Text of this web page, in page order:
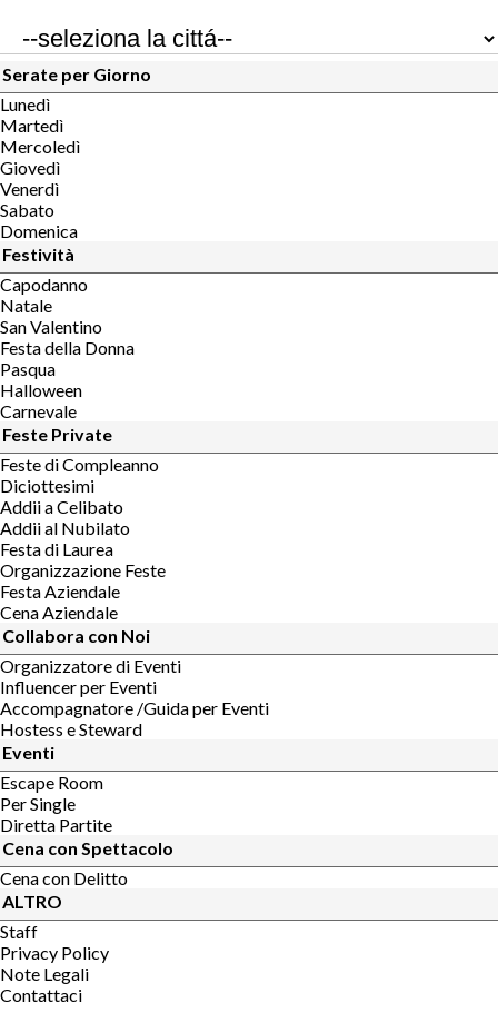
Serate per Giorno
Lunedì
Martedì
Mercoledì
Giovedì
Venerdì
Sabato
Domenica
Festività
Capodanno
Natale
San Valentino
Festa della Donna
Pasqua
Halloween
Carnevale
Feste Private
Feste di Compleanno
Diciottesimi
Addii a Celibato
Addii al Nubilato
Festa di Laurea
Organizzazione Feste
Festa Aziendale
Cena Aziendale
Collabora con Noi
Organizzatore di Eventi
Influencer per Eventi
Accompagnatore /Guida per Eventi
Hostess e Steward
Eventi
Escape Room
Per Single
Diretta Partite
Cena con Spettacolo
Cena con Delitto
ALTRO
Staff
Privacy Policy
Note Legali
Contattaci